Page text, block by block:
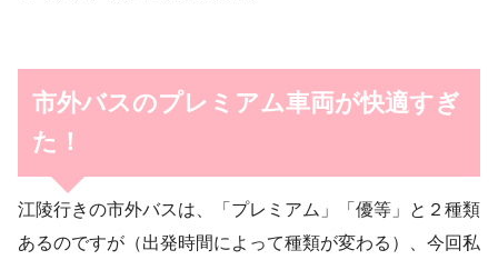
市外バスのプレミアム車両が快適すぎ
た！
江陵行きの市外バスは、「プレミアム」「優等」と２種類
あるのですが（出発時間によって種類が変わる）、今回私